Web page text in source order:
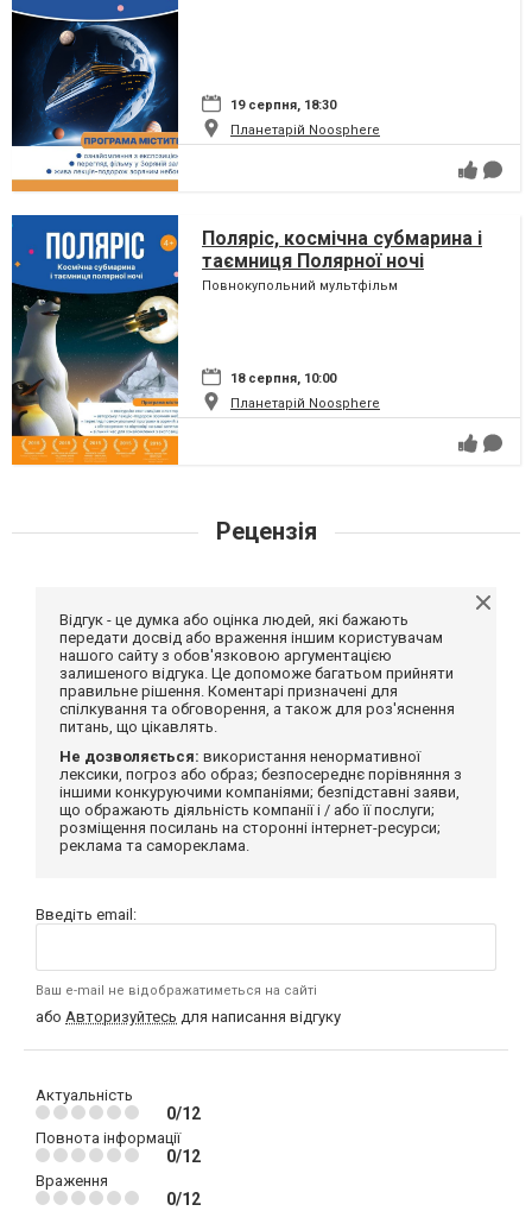
19 серпня, 18:30
Планетарій Noosphere
Поляріс, космічна субмарина і
таємниця Полярної ночі
Повнокупольний мультфільм
18 серпня, 10:00
Планетарій Noosphere
Рецензія
Відгук - це думка або оцінка людей, які бажають
передати досвід або враження іншим користувачам
нашого сайту з обов'язковою аргументацією
залишеного відгука. Це допоможе багатьом прийняти
правильне рішення. Коментарі призначені для
спілкування та обговорення, а також для роз'яснення
питань, що цікавлять.
Не дозволяється: використання ненормативної
лексики, погроз або образ; безпосереднє порівняння з
іншими конкуруючими компаніями; безпідставні заяви,
що ображають діяльність компанії і / або її послуги;
розміщення посилань на сторонні інтернет-ресурси;
реклама та самореклама.
Введіть email:
Ваш e-mail не відображатиметься на сайті
або Авторизуйтесь для написання відгуку
Актуальність
0/12
Повнота інформації
0/12
Враження
0/12